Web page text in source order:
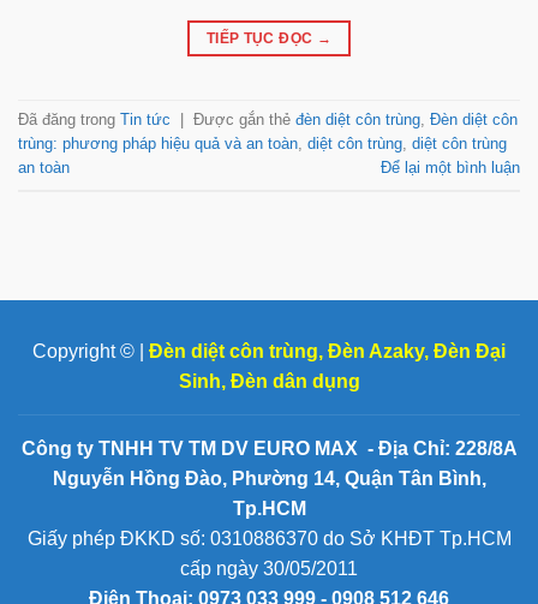
TIẾP TỤC ĐỌC →
Đã đăng trong Tin tức Được gắn thẻ đèn diệt côn trùng, Đèn diệt côn
trùng: phương pháp hiệu quả và an toàn, diệt côn trùng, diệt côn trùng
an toàn
Để lại một bình luận
Copyright © | Đèn diệt côn trùng, Đèn Azaky, Đèn Đại
Sinh, Đèn dân dụng
Công ty TNHH TV TM DV EURO MAX - Địa Chỉ: 228/8A
Nguyễn Hồng Đào, Phường 14, Quận Tân Bình,
Tp.HCM
Giấy phép ĐKKD số: 0310886370 do Sở KHĐT Tp.HCM
cấp ngày 30/05/2011
Điện Thoại: 0973 033 999 - 0908 512 646